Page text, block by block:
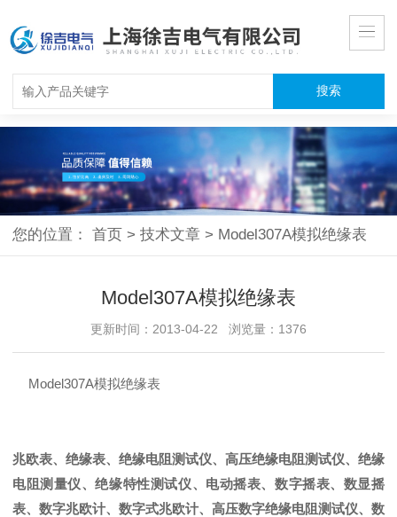
您的位置： 首页 > 技术文章 > Model307A模拟绝缘表
Model307A模拟绝缘表
更新时间：2013-04-22 浏览量：1376
Model307A模拟绝缘表
兆欧表、 绝缘表、 绝缘电阻测试仪、 高压绝缘电阻测试仪、 绝缘
电阻测量仪、绝缘特性测试仪、 电动摇表、 数字摇表、 数显摇
表、 数字兆欧计、 数字式兆欧计、 高压数字绝缘电阻测试仪、 数